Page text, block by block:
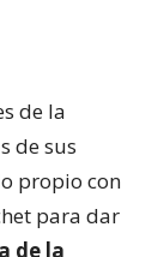
de la
de sus
propio con
para dar
de la